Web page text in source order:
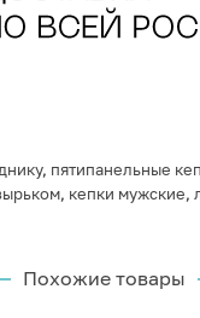
, пятипанельные
, кепки мужские,
Похожие товары